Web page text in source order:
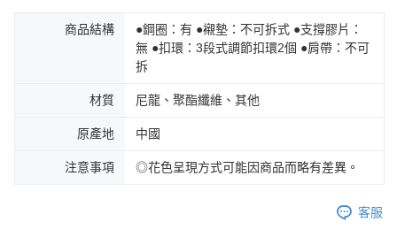
商品結構
●鋼圈：有 ●襯墊：不可拆式 ●支撐膠片：
無 ●扣環：3段式調節扣環2個 ●肩帶：不可
拆
材質 尼龍、聚酯纖維、其他
原產地 中國
注意事項 ◎花色呈現方式可能因商品而略有差異。
客服